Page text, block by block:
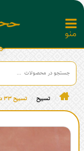
تسبیح تسبیح 33 دانه عقیق